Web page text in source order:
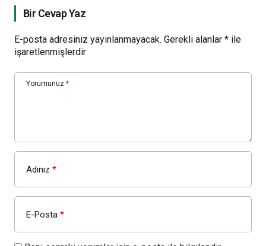
Bir Cevap Yaz
E-posta adresiniz yayınlanmayacak. Gerekli alanlar * ile
işaretlenmişlerdir
Yorumunuz *
Adınız *
E-Posta *